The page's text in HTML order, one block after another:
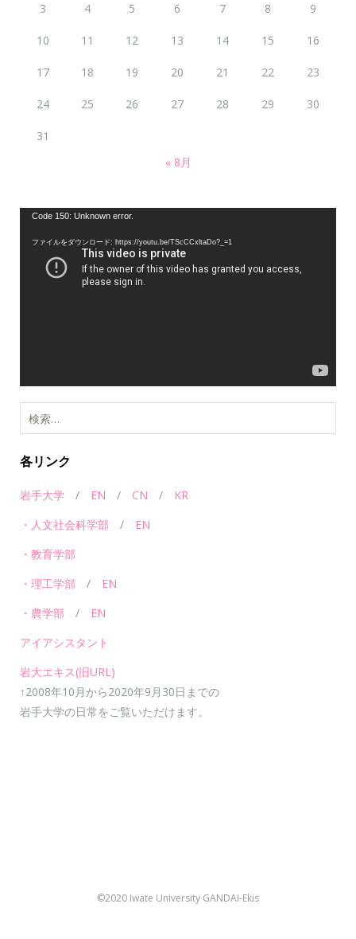
3 4 5 6 7 8 9
10 11 12 13 14 15 16
17 18 19 20 21 22 23
24 25 26 27 28 29 30
31
« 8月
Code 150: Unknown error.
ファイルをダウンロード: https://youtu.be/TScCCxltaDo?_=1
索:
各リンク
岩手大学 / EN / CN / KR
・人文社会科学部 / EN
・教育学部
・理工学部 / EN
・農学部 / EN
アイアシスタント
岩大エキス(旧URL)
↑2008年10月から2020年9月30日までの
岩手大学の日常をご覧いただけます。
©2020 Iwate University GANDAI-Ekis